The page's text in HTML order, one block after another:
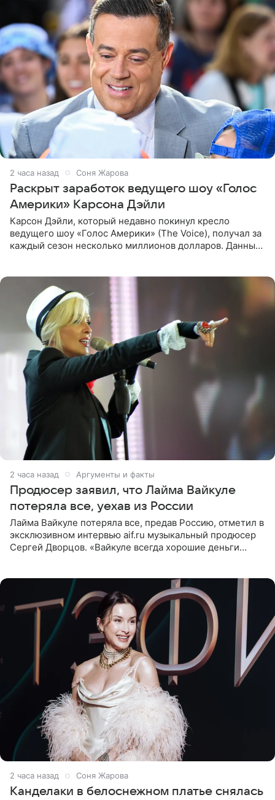
2 часа назад Соня Жарова
Раскрыт заработок ведущего шоу «Голос
Америки» Карсона Дэйли
Карсон Дэйли, который недавно покинул кресло
ведущего шоу «Голос Америки» (The Voice), получал за
каждый сезон несколько миллионов долларов. Данные
2 часа назад Аргументы и факты
Продюсер заявил, что Лайма Вайкуле
потеряла все, уехав из России
Лайма Вайкуле потеряла все, предав Россию, отметил в
эксклюзивном интервью aif.ru музыкальный продюсер
Сергей Дворцов. «Вайкуле всегда хорошие деньги
2 часа назад Соня Жарова
Канделаки в белоснежном платье снялась